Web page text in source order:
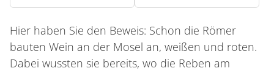
Hier haben Sie den Beweis: Schon die Römer
bauten Wein an der Mosel an, weißen und roten.
Dabei wussten sie bereits, wo die Reben am